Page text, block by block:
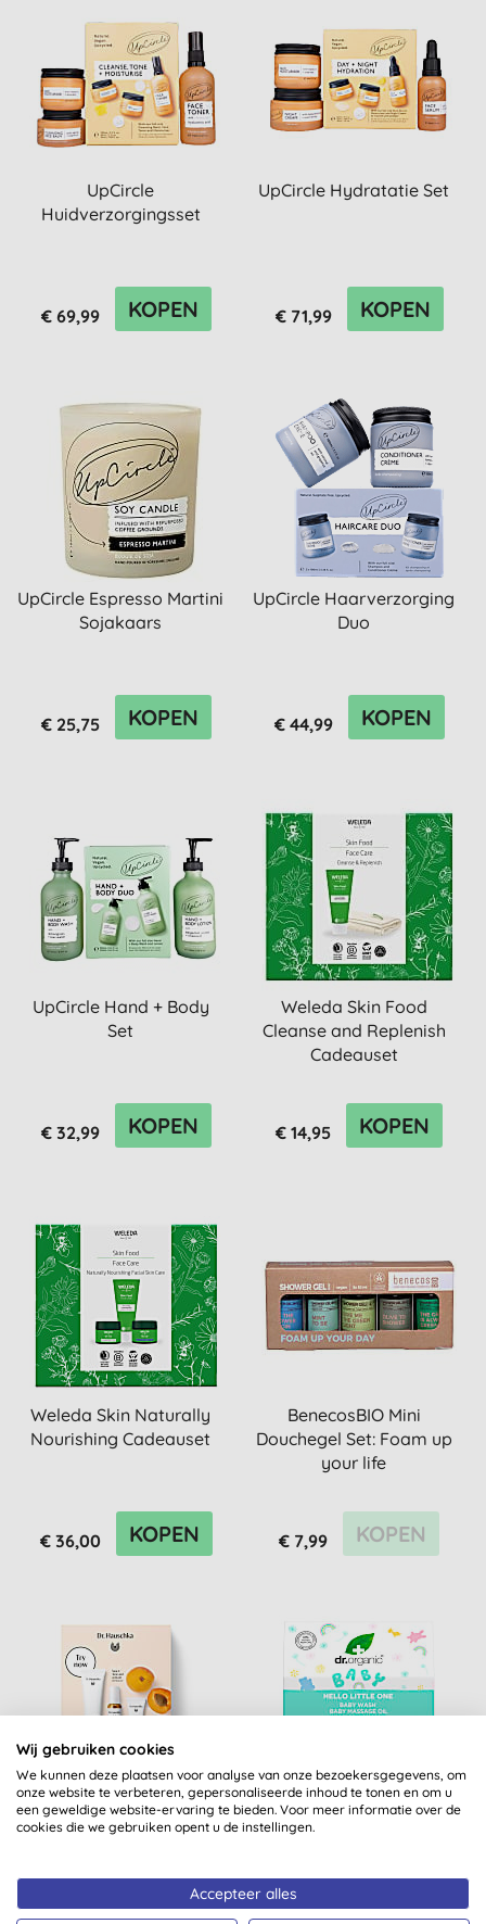
UpCircle
Huidverzorgingsset
€ 69,99 KOPEN
UpCircle Hydratatie Set
€ 71,99 KOPEN
UpCircle Espresso Martini
Sojakaars
€ 25,75 KOPEN
UpCircle Haarverzorging
Duo
€ 44,99 KOPEN
UpCircle Hand + Body
Set
€ 32,99 KOPEN
Weleda Skin Food
Cleanse and Replenish
Cadeauset
€ 14,95 KOPEN
Weleda Skin Naturally
Nourishing Cadeauset
€ 36,00 KOPEN
BenecosBIO Mini
Douchegel Set: Foam up
your life
€ 7,99 KOPEN
Dr. Hauschka Must have
Dr Organic Baby Hello
Wij gebruiken cookies
We kunnen deze plaatsen voor analyse van onze bezoekersgegevens, om
onze website te verbeteren, gepersonaliseerde inhoud te tonen en om u
een geweldige website-ervaring te bieden. Voor meer informatie over de
cookies die we gebruiken opent u de instellingen.
Accepteer alles